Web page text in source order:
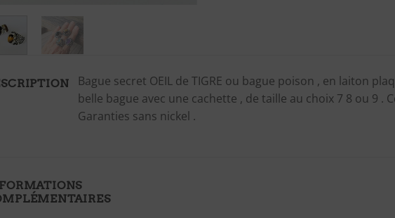
Bague secret OEIL de TIGRE ou bague poison , en laiton
belle bague avec une cachette , de taille au choix 7 8 ou 9 .
Garanties sans nickel .